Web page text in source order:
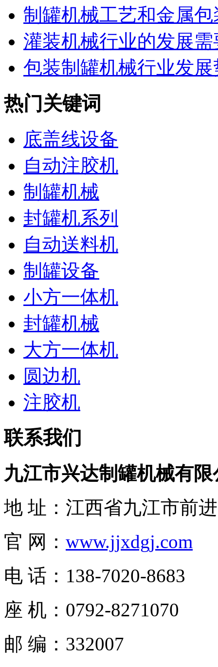
制罐机械工艺和金属包
灌装机械行业的发展需
包装制罐机械行业发展
热门关键词
底盖线设备
自动注胶机
制罐机械
封罐机系列
自动送料机
制罐设备
小方一体机
封罐机械
大方一体机
圆边机
注胶机
联系我们
九江市兴达制罐机械有限
地 址：江西省九江市前
官 网： www.jjxdgj.com
电 话：138-7020-8683
座 机： 0792-8271070
邮 编：332007